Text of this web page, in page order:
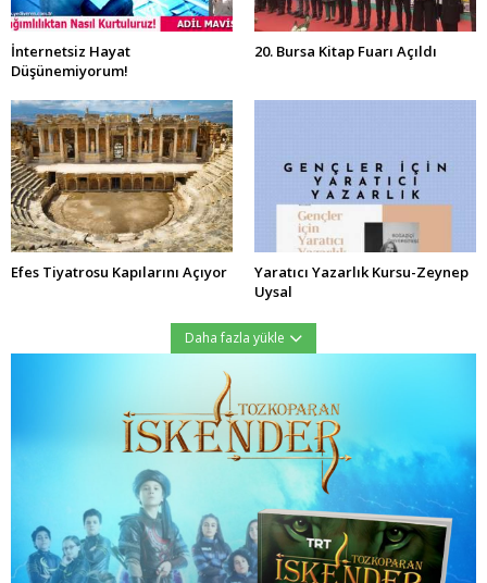
İnternetsiz Hayat
Düşünemiyorum!
20. Bursa Kitap Fuarı Açıldı
Efes Tiyatrosu Kapılarını Açıyor
Yaratıcı Yazarlık Kursu-Zeynep
Uysal
Daha fazla yükle